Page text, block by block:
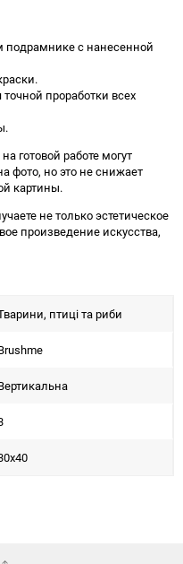
подрамнике с нанесенной
проработки всех
готовой работе могут
фото, но это не снижает
картины.
не только эстетическое
произведение искусства,
птиці та риби